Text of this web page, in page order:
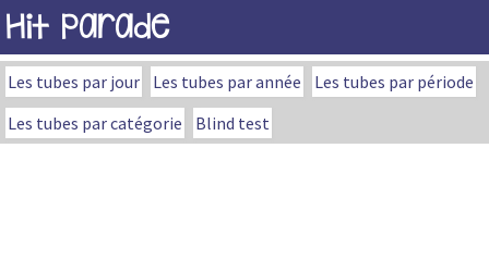
Hit Parade
Les tubes par jour Les tubes par année
Les tubes par période
Les tubes par catégorie
Blind test